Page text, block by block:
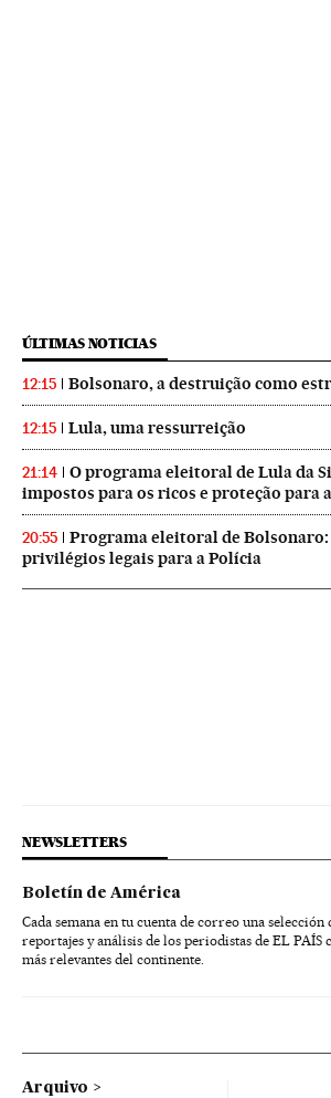
ÚLTIMAS NOTICIAS
12:15 Bolsonaro, a destruição como
12:15 Lula, uma ressurreição
21:14
O programa eleitoral de Lula da
impostos para os ricos e proteção para
20:55
Programa eleitoral de
privilégios legais para a Polícia
NEWSLETTERS
Boletín de América
Cada semana en tu cuenta de correo una selección
reportajes y análisis de los periodistas de EL PAÍS
más relevantes del continente.
Arquivo